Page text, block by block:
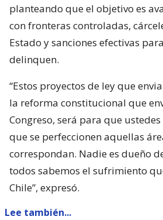
planteando que el objetivo es
con fronteras controladas,
Estado y sanciones efectivas
delinquen.
“Estos proyectos de ley que
la reforma constitucional que
Congreso, será para que
que se perfeccionen aquellas
correspondan. Nadie es dueño
todos sabemos el sufrimiento
Chile”, expresó.
Lee también...